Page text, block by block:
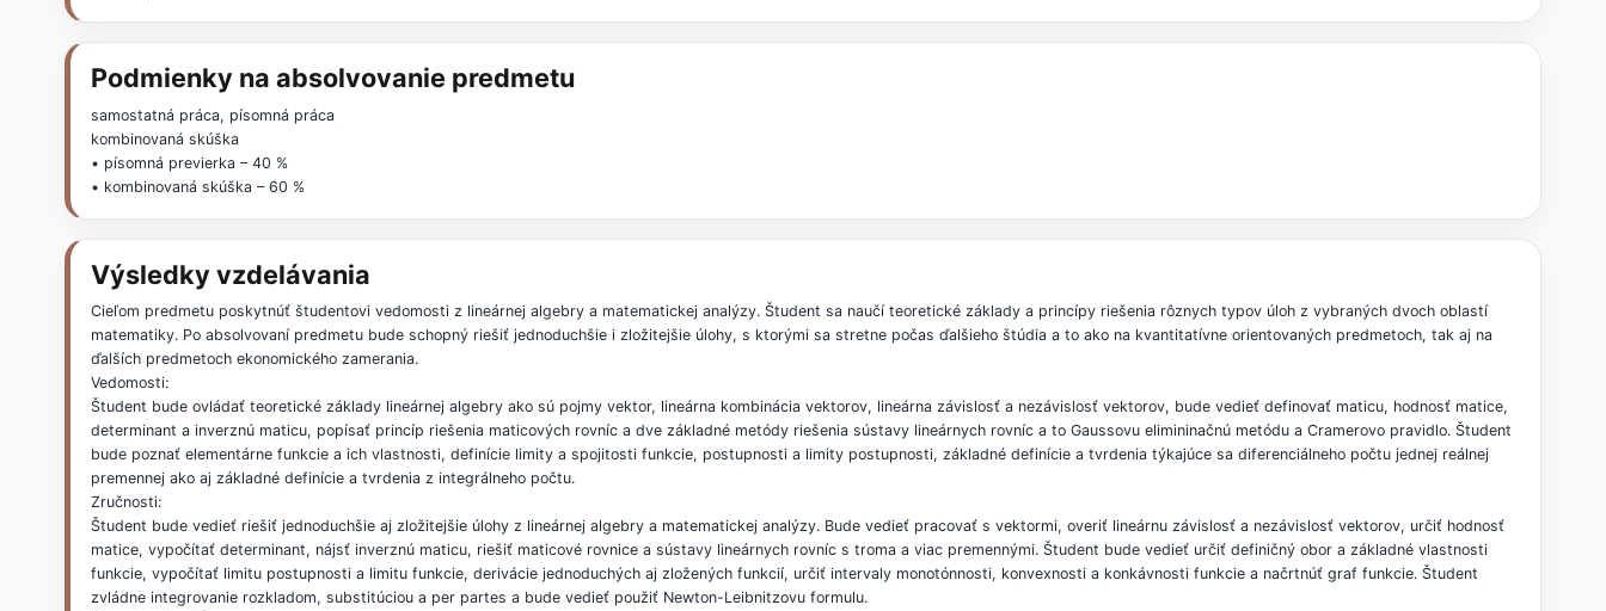
Podmienky na absolvovanie predmetu
samostatná práca, písomná práca
kombinovaná skúška
• písomná previerka – 40 %
• kombinovaná skúška – 60 %
Výsledky vzdelávania
Cieľom predmetu poskytnúť študentovi vedomosti z lineárnej algebry a matematickej analýzy. Študent sa naučí teoretické základy a princípy riešenia rôznych typov úloh z vybraných dvoch oblastí
matematiky. Po absolvovaní predmetu bude schopný riešiť jednoduchšie i zložitejšie úlohy, s ktorými sa stretne počas ďalšieho štúdia a to ako na kvantitatívne orientovaných predmetoch, tak aj na
ďalších predmetoch ekonomického zamerania.
Vedomosti:
Študent bude ovládať teoretické základy lineárnej algebry ako sú pojmy vektor, lineárna kombinácia vektorov, lineárna závislosť a nezávislosť vektorov, bude vedieť definovať maticu, hodnosť matice,
determinant a inverznú maticu, popísať princíp riešenia maticových rovníc a dve základné metódy riešenia sústavy lineárnych rovníc a to Gaussovu elimininačnú metódu a Cramerovo pravidlo. Študent
bude poznať elementárne funkcie a ich vlastnosti, definície limity a spojitosti funkcie, postupnosti a limity postupnosti, základné definície a tvrdenia týkajúce sa diferenciálneho počtu jednej reálnej
premennej ako aj základné definície a tvrdenia z integrálneho počtu.
Zručnosti:
Študent bude vedieť riešiť jednoduchšie aj zložitejšie úlohy z lineárnej algebry a matematickej analýzy. Bude vedieť pracovať s vektormi, overiť lineárnu závislosť a nezávislosť vektorov, určiť hodnosť
matice, vypočítať determinant, nájsť inverznú maticu, riešiť maticové rovnice a sústavy lineárnych rovníc s troma a viac premennými. Študent bude vedieť určiť definičný obor a základné vlastnosti
funkcie, vypočítať limitu postupnosti a limitu funkcie, derivácie jednoduchých aj zložených funkcií, určiť intervaly monotónnosti, konvexnosti a konkávnosti funkcie a načrtnúť graf funkcie. Študent
zvládne integrovanie rozkladom, substitúciou a per partes a bude vedieť použiť Newton-Leibnitzovu formulu.